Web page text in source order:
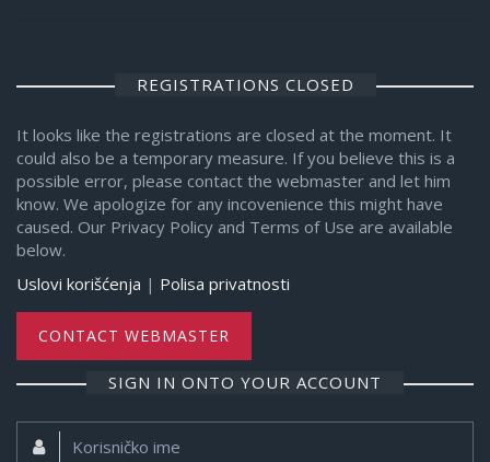
REGISTRATIONS CLOSED
It looks like the registrations are closed at the moment. It
could also be a temporary measure. If you believe this is a
possible error, please contact the webmaster and let him
know. We apologize for any incovenience this might have
caused. Our Privacy Policy and Terms of Use are available
below.
Uslovi korišćenja | Polisa privatnosti
CONTACT WEBMASTER
SIGN IN ONTO YOUR ACCOUNT
Korisničko